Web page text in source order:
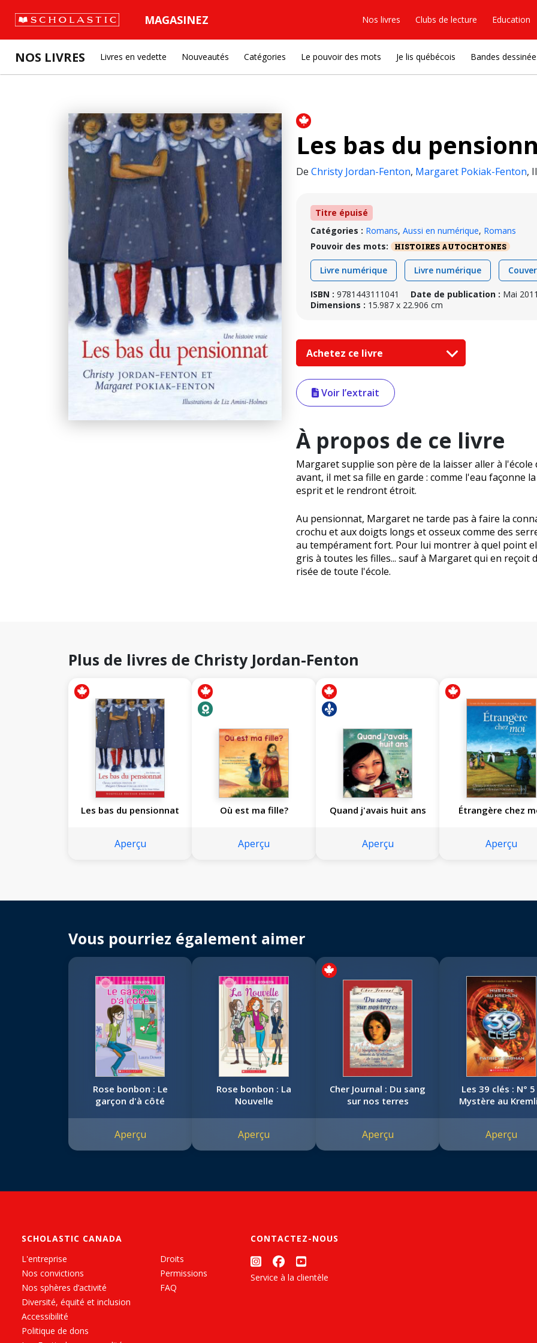
MAGASINEZ Nos livres Clubs de lecture Education
NOS LIVRES Livres en vedette Nouveautés Catégories Le pouvoir des mots Je lis québécois Bandes
Les bas du
De Christy Jordan-Fenton, Margaret Pokiak-Fenton,
Titre épuisé
Catégories : Romans, Aussi en numérique, Romans
Pouvoir des mots:
HISTOIRES AUTOCHTONES
Livre numérique Livre numérique
ISBN : 9781443111041 Date de publication : Mai
Dimensions : 15.987 x 22.906 cm
Achetez ce livre
Voir l’extrait
À propos de ce livre
Margaret supplie son père de la laisser aller à
avant, il met sa fille en garde : comme l'eau façonne
esprit et le rendront étroit.
Au pensionnat, Margaret ne tarde pas à faire la
crochu et aux doigts longs et osseux comme des
au tempérament fort. Pour lui montrer à quel point
gris à toutes les filles... sauf à Margaret qui en
risée de toute l'école.
Plus de livres de Christy Jordan-Fenton
Les bas du pensionnat
Aperçu
Où est ma fille?
Aperçu
Quand j'avais huit ans
Aperçu
Étrangère chez
Aperçu
Vous pourriez également aimer
Rose bonbon : Le
garçon d'à côté
Aperçu
Rose bonbon : La
Nouvelle
Aperçu
Cher Journal : Du sang
sur nos terres
Aperçu
Les 39 clés : N°
Mystère au
Aperçu
SCHOLASTIC CANADA
L'entreprise
Nos convictions
Nos sphères d’activité
Diversité, équité et inclusion
Accessibilité
Politique de dons
Droits
Permissions
FAQ
CONTACTEZ-NOUS
Service à la clientèle